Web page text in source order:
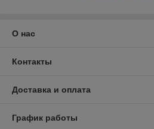
О нас
Контакты
Доставка и оплата
График работы